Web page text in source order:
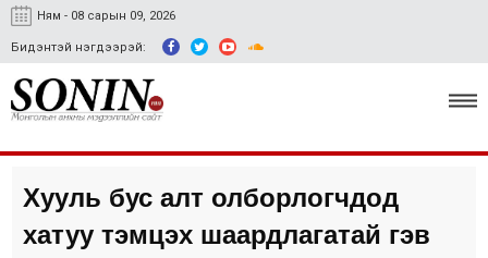
Ням - 08 сарын 09, 2026
Бидэнтэй нэгдээрэй:
Улс төр, эдийн засаг
Гэмт хэрэг
Хууль бус алт олборлогчдод
хатуу тэмцэх шаардлагатай гэв